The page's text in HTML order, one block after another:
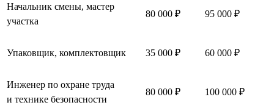
Начальник смены, мастер
участка
80 000 ₽ 95 000 ₽
Упаковщик, комплектовщик 35 000 ₽ 60 000 ₽
Инженер по охране труда
и технике безопасности
80 000 ₽ 100 000 ₽